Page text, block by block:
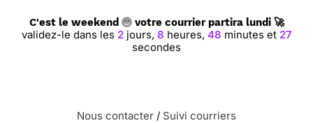
⭐⭐⭐⭐ Le 22/05/2019 : Sympa, gaie.
C'est le weekend votre courrier partira lundi 🚀
validez-le dans les 2jours, 8 heures, 48 minutes et 26
secondes
Nous contacter / Suivi courriers